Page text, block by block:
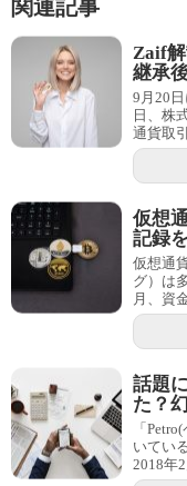
関連記事
Zaif
継承
9月20
日、株
通貨取
仮想
記録
仮想通
グ）は
月、資
話題
た？
「
いてい
2018年2